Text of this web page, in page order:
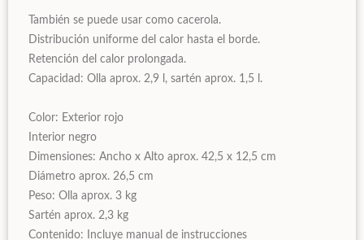
También se puede usar como cacerola.
Distribución uniforme del calor hasta el borde.
Retención del calor prolongada.
Capacidad: Olla aprox. 2,9 l, sartén aprox. 1,5 l.
Color: Exterior rojo
Interior negro
Dimensiones: Ancho x Alto aprox. 42,5 x 12,5 cm
Diámetro aprox. 26,5 cm
Peso: Olla aprox. 3 kg
Sartén aprox. 2,3 kg
Contenido: Incluye manual de instrucciones